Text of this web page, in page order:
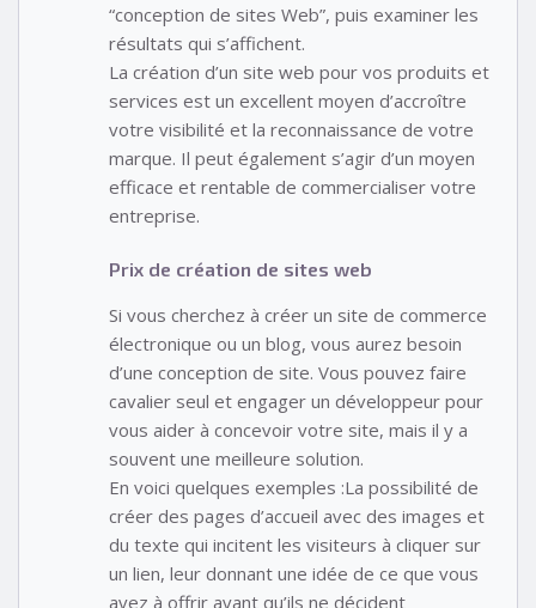
“conception de sites Web”, puis examiner les
résultats qui s’affichent.
La création d’un site web pour vos produits et
services est un excellent moyen d’accroître
votre visibilité et la reconnaissance de votre
marque. Il peut également s’agir d’un moyen
efficace et rentable de commercialiser votre
entreprise.
Prix de création de sites web
Si vous cherchez à créer un site de commerce
électronique ou un blog, vous aurez besoin
d’une conception de site. Vous pouvez faire
cavalier seul et engager un développeur pour
vous aider à concevoir votre site, mais il y a
souvent une meilleure solution.
En voici quelques exemples :La possibilité de
créer des pages d’accueil avec des images et
du texte qui incitent les visiteurs à cliquer sur
un lien, leur donnant une idée de ce que vous
avez à offrir avant qu’ils ne décident